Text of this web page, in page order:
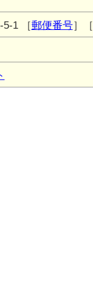
5-1 ［郵便番号］［